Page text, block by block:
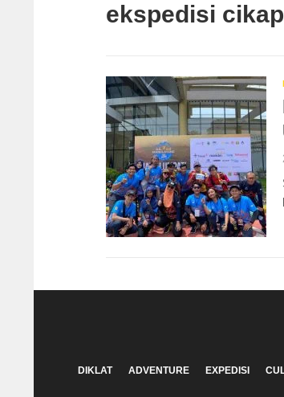
ekspedisi
DIKLAT ADVENTURE EXPEDISI